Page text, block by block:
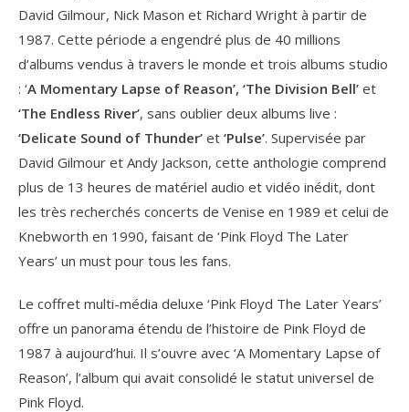
David Gilmour, Nick Mason et Richard Wright à partir de
1987. Cette période a engendré plus de 40 millions
d’albums vendus à travers le monde et trois albums studio
: ‘A Momentary Lapse of Reason’, ‘The Division Bell’ et
‘The Endless River’, sans oublier deux albums live :
‘Delicate Sound of Thunder’ et ‘Pulse’. Supervisée par
David Gilmour et Andy Jackson, cette anthologie comprend
plus de 13 heures de matériel audio et vidéo inédit, dont
les très recherchés concerts de Venise en 1989 et celui de
Knebworth en 1990, faisant de ‘Pink Floyd The Later
Years’ un must pour tous les fans.
Le coffret multi-média deluxe ‘Pink Floyd The Later Years’
offre un panorama étendu de l’histoire de Pink Floyd de
1987 à aujourd’hui. Il s’ouvre avec ‘A Momentary Lapse of
Reason’, l’album qui avait consolidé le statut universel de
Pink Floyd.